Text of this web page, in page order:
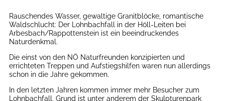
Rauschendes Wasser, gewaltige Granitblöcke, romantische
Waldschlucht: Der Lohnbachfall in der Höll-Leiten bei
Arbesbach/Rappottenstein ist ein beeindruckendes
Naturdenkmal.
Die einst von den NÖ Naturfreunden konzipierten und
errichteten Treppen und Aufstiegshilfen waren nun allerdings
schon in die Jahre gekommen.
In den letzten Jahren kommen immer mehr Besucher zum
Lohnbachfall. Grund ist unter anderem der Skulpturenpark